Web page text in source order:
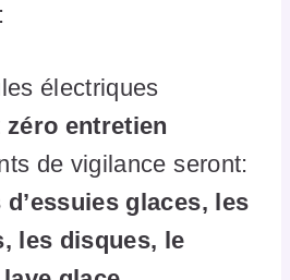
électriques
zéro entretien
de vigilance seront:
glaces, les
les disques, le